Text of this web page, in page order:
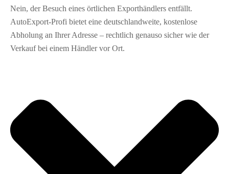
Nein, der Besuch eines örtlichen Exporthändlers entfällt.
AutoExport‑Profi bietet eine deutschlandweite, kostenlose
Abholung an Ihrer Adresse – rechtlich genauso sicher wie der
Verkauf bei einem Händler vor Ort.